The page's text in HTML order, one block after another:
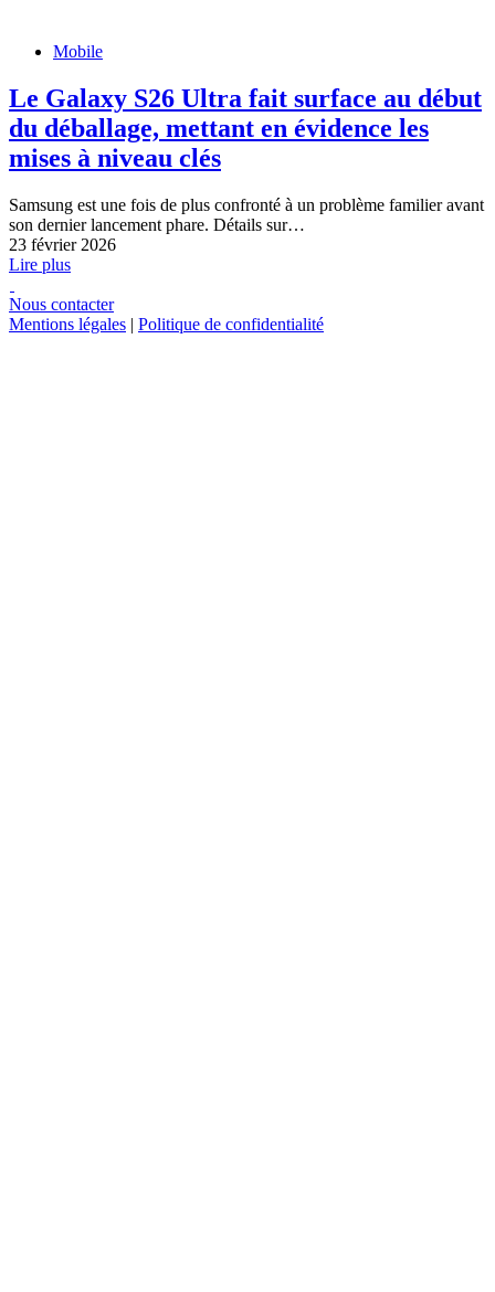
Mobile
Le Galaxy S26 Ultra fait surface au début
du déballage, mettant en évidence les
mises à niveau clés
Samsung est une fois de plus confronté à un problème familier avant
son dernier lancement phare. Détails sur…
23 février 2026
Lire plus
Nous contacter
Mentions légales | Politique de confidentialité